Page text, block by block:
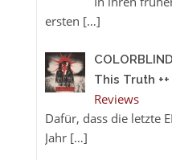
ersten […]
This Truth
Reviews
Dafür, dass die letzte
Jahr […]